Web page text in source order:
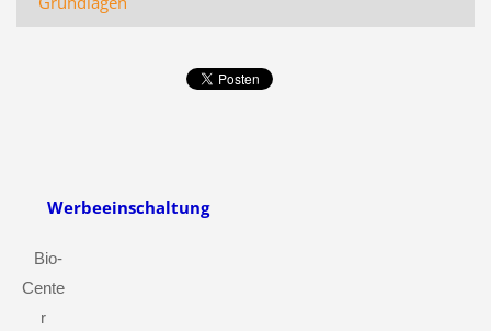
Werbeeinschaltung
Bio-
Cente
r